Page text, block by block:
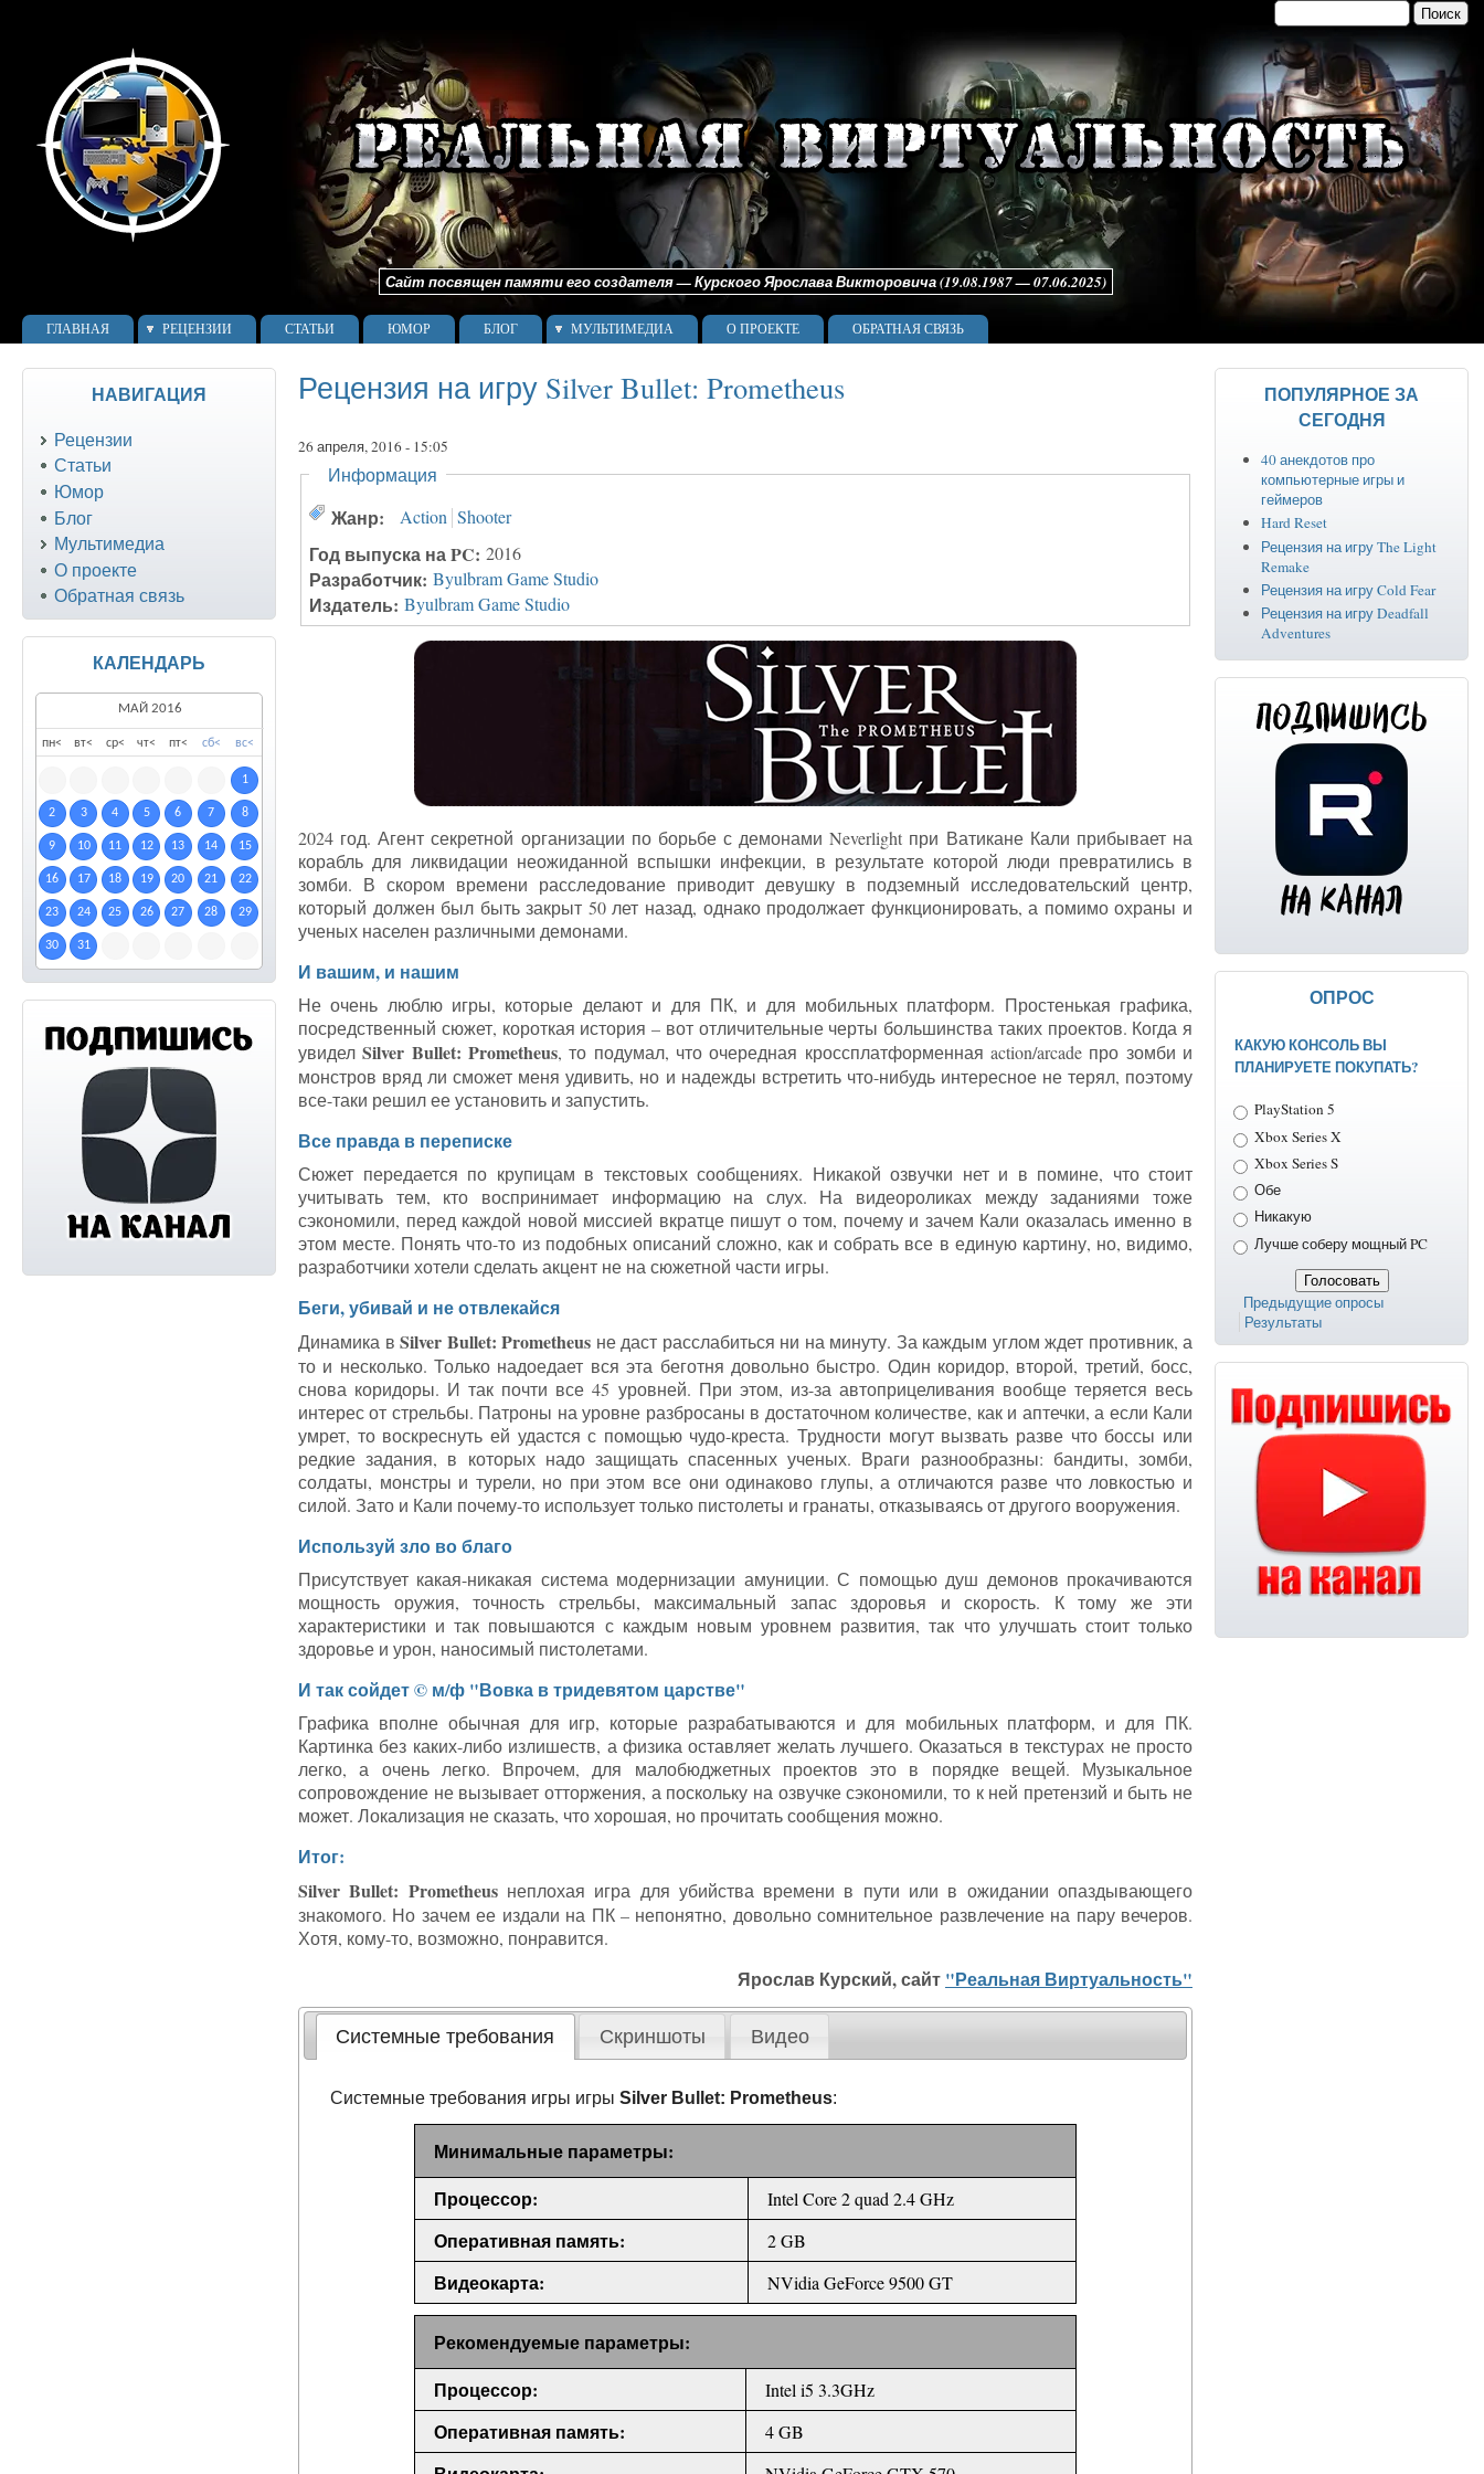
Форма поиска
Поиск
Сайт посвящен памяти его создателя — Курского Ярослава Викторовича (19.08.1987 — 07.06.2025)
ГЛАВНАЯ РЕЦЕНЗИИ СТАТЬИ ЮМОР БЛОГ МУЛЬТИМЕДИА О ПРОЕКТЕ ОБРАТНАЯ СВЯЗЬ
Рецензия на игру Silver Bullet: Prometheus
26 апреля, 2016 - 15:05
Скрыть
Информация
Жанр: Action Shooter
Год выпуска на PC: 2016
Разработчик: Byulbram Game Studio
Издатель: Byulbram Game Studio
2024 год. Агент секретной организации по борьбе с демонами Neverlight при Ватикане Кали прибывает на
корабль для ликвидации неожиданной вспышки инфекции, в результате которой люди превратились в
зомби. В скором времени расследование приводит девушку в подземный исследовательский центр,
который должен был быть закрыт 50 лет назад, однако продолжает функционировать, а помимо охраны и
ученых населен различными демонами.
И вашим, и нашим
Не очень люблю игры, которые делают и для ПК, и для мобильных платформ. Простенькая графика,
посредственный сюжет, короткая история – вот отличительные черты большинства таких проектов. Когда я
увиделSilver Bullet: Prometheus, то подумал, что очередная кроссплатформенная action/arcade про зомби и
монстров вряд ли сможет меня удивить, но и надежды встретить что-нибудь интересное не терял, поэтому
все-таки решил ее установить и запустить.
Все правда в переписке
Сюжет передается по крупицам в текстовых сообщениях. Никакой озвучки нет и в помине, что стоит
учитывать тем, кто воспринимает информацию на слух. На видеороликах между заданиями тоже
сэкономили, перед каждой новой миссией вкратце пишут о том, почему и зачем Кали оказалась именно в
этом месте. Понять что-то из подобных описаний сложно, как и собрать все в единую картину, но, видимо,
разработчики хотели сделать акцент не на сюжетной части игры.
Беги, убивай и не отвлекайся
Динамика в Silver Bullet: Prometheus не даст расслабиться ни на минуту. За каждым углом ждет противник, а
то и несколько. Только надоедает вся эта беготня довольно быстро. Один коридор, второй, третий, босс,
снова коридоры. И так почти все 45 уровней. При этом, из-за автоприцеливания вообще теряется весь
интерес от стрельбы. Патроны на уровне разбросаны в достаточном количестве, как и аптечки, а если Кали
умрет, то воскреснуть ей удастся с помощью чудо-креста. Трудности могут вызвать разве что боссы или
редкие задания, в которых надо защищать спасенных ученых. Враги разнообразны: бандиты, зомби,
солдаты, монстры и турели, но при этом все они одинаково глупы, а отличаются разве что ловкостью и
силой. Зато и Кали почему-то использует только пистолеты и гранаты, отказываясь от другого вооружения.
Используй зло во благо
Присутствует какая-никакая система модернизации амуниции. С помощью душ демонов прокачиваются
мощность оружия, точность стрельбы, максимальный запас здоровья и скорость. К тому же эти
характеристики и так повышаются с каждым новым уровнем развития, так что улучшать стоит только
здоровье и урон, наносимый пистолетами.
И так сойдет © м/ф "Вовка в тридевятом царстве"
Графика вполне обычная для игр, которые разрабатываются и для мобильных платформ, и для ПК.
Картинка без каких-либо излишеств, а физика оставляет желать лучшего. Оказаться в текстурах не просто
легко, а очень легко. Впрочем, для малобюджетных проектов это в порядке вещей. Музыкальное
сопровождение не вызывает отторжения, а поскольку на озвучке сэкономили, то к ней претензий и быть не
может. Локализация не сказать, что хорошая, но прочитать сообщения можно.
Итог:
Silver Bullet: Prometheusнеплохая игра для убийства времени в пути или в ожидании опаздывающего
знакомого. Но зачем ее издали на ПК – непонятно, довольно сомнительное развлечение на пару вечеров.
Хотя, кому-то, возможно, понравится.
Ярослав Курский, сайт "Реальная Виртуальность"
Системные требования Скриншоты Видео
Системные требования игры игрыSilver Bullet: Prometheus:
Минимальные параметры:
Процессор:
Intel Core 2 quad 2.4 GHz
Оперативная память: 2 GB
Видеокарта: NVidia GeForce 9500 GT
Рекомендуемые параметры:
Процессор:
Intel i5 3.3GHz
Оперативная память: 4 GB
НАВИГАЦИЯ
Рецензии
Статьи
Юмор
Блог
Мультимедиа
О проекте
Обратная связь
КАЛЕНДАРЬ
пн< вт< ср< чт< пт< сб< вс<
1
2 3 4 5 6 7 8
9 10 11 12 13 14 15
16 17 18 19 20 21 22
23 24 25 26 27 28 29
30 31
МАЙ 2016
ПОПУЛЯРНОЕ ЗА
СЕГОДНЯ
40 анекдотов про
компьютерные игры и
геймеров
Hard Reset
Рецензия на игру The Light
Remake
Рецензия на игру Cold Fear
Рецензия на игру Deadfall
Adventures
ОПРОС
КАКУЮ КОНСОЛЬ ВЫ
ПЛАНИРУЕТЕ ПОКУПАТЬ?
Варианты
PlayStation 5
Xbox Series X
Xbox Series S
Обе
Никакую
Лучше соберу мощный PC
Предыдущие опросы
Результаты